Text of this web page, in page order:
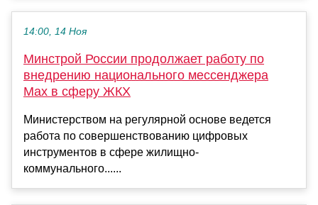
14:00, 14 Ноя
Минстрой России продолжает работу по
внедрению национального мессенджера
Мах в сферу ЖКХ
Министерством на регулярной основе ведется
работа по совершенствованию цифровых
инструментов в сфере жилищно-
коммунального......